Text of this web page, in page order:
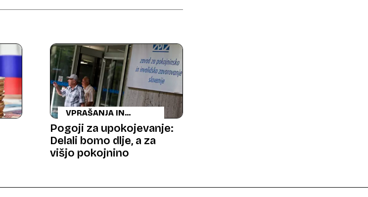
VPRAŠANJA IN
ODGOVORI
Pogoji za upokojevanje:
Delali bomo dlje, a za
višjo pokojnino